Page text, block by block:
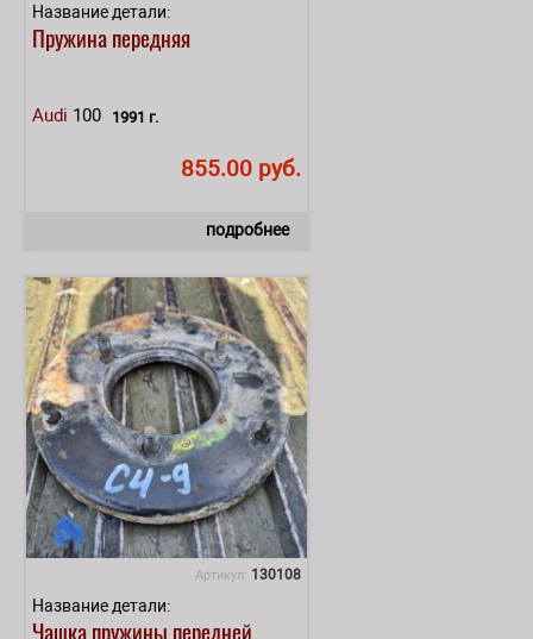
Название детали:
Пружина передняя
Audi 100 1991 г.
855.00 руб.
подробнее
Артикул: 130108
Название детали:
Чашка пружины передней